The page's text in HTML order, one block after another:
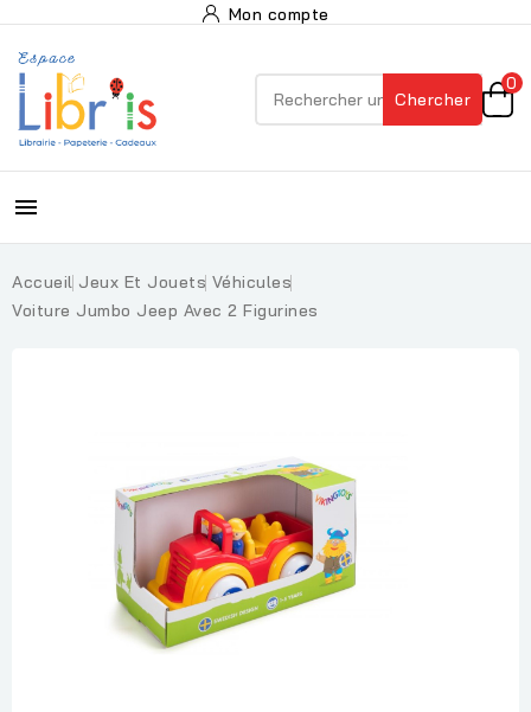
Mon compte
Chercher
0

Accueil Jeux Et Jouets Véhicules
Voiture Jumbo Jeep Avec 2 Figurines